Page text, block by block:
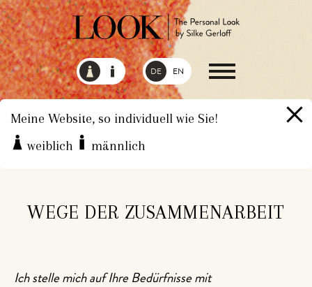
DE EN
Meine Website, so individuell wie Sie!
weiblich
männlich
HOME WEGE DER ZUSAMMENARBEIT
WEGE DER ZUSAMMENARBEIT
Ich stelle mich auf Ihre Bedürfnisse mit